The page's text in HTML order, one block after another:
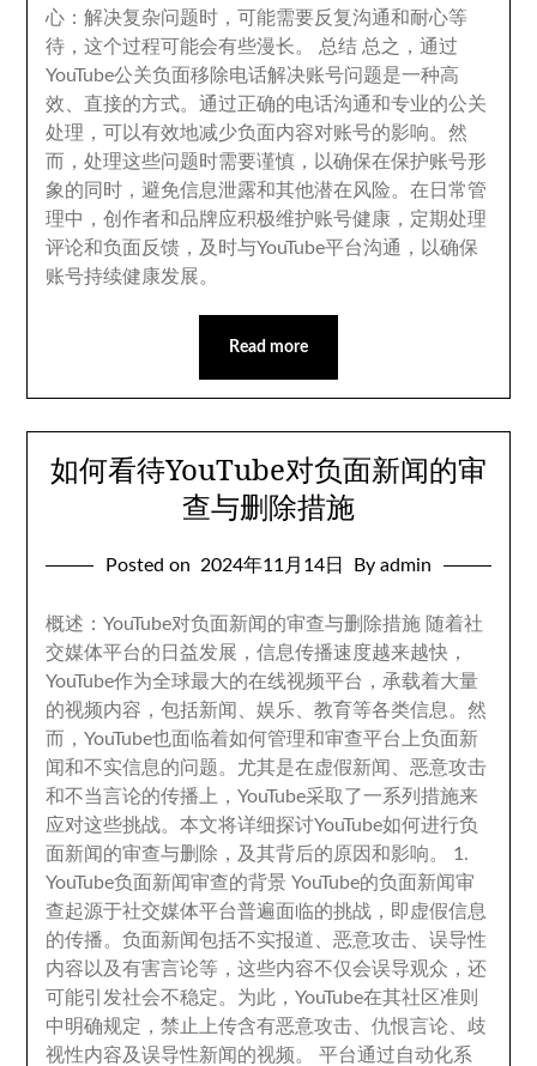
心 ：解决复杂问题时 ， 可能需要反复沟通和耐心等
待 ，这个过程可能会有些漫长。 总结 总之 ，通过
YouTube公关负面移除电话解决账号问题是一种高
效
直接的方式。通过正确的电话沟通和专业的公关
处理 ， 可以有效地减少负面内容对账号的影响。然
而 ，处理这些问题时需要谨慎 ，
以确保在保护账号形
象的同时 ，避免信息泄露和其他潜在风险。在日常管
理中 ，创作者和品牌应积极维护账号健康 ， 定期处理
评论和负面反馈 ， 及时与YouTube平台沟通 ，
以确保
账号持续健康发展。
Read more
如何看待YouTube对负面新闻的审
查与删除措施
Posted on 2024年11月14日 By admin
概述 ：YouTube对负面新闻的审查与删除措施 随着社
交媒体平台的日益发展 ，信息传播速度越来越快 ，
YouTube作为全球最大的在线视频平台 ， 承载着大量
的视频内容 ，包括新闻 、娱乐 、教育等各类信息 。然
而 ，YouTube也面临着如何管理和审查平台上负面新
闻和不实信息的问题。 尤其是在虚假新闻 、恶意攻击
和不当言论的传播上 ，YouTube采取了一系列措施来
应对这些挑战。本文将详细探讨YouTube如何进行负
面新闻的审查与删除 ， 及其背后的原因和影响。 1.
YouTube负面新闻审查的背景 YouTube的负面新闻审
查起源于社交媒体平台普遍面临的挑战 ， 即虚假信息
的传播。负面新闻包括不实报道 、恶意攻击 、误导性
内容以及有害言论等 ，这些内容不仅会误导观众 ，还
可能引发社会不稳定。 为此 ，YouTube在其社区准则
中明确规定 ，禁止上传含有恶意攻击 、仇恨言论 、歧
视性内容及误导性新闻的视频。平台通过自动化系